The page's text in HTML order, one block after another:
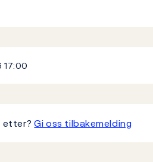
17:00
etter?Gi oss tilbakemelding